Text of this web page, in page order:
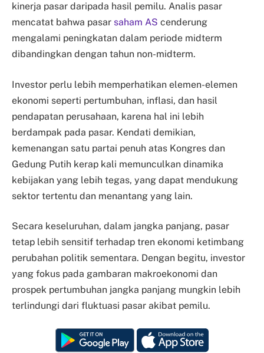
kinerja pasar daripada hasil pemilu. Analis pasar
mencatat bahwa pasar saham AS cenderung
mengalami peningkatan dalam periode midterm
dibandingkan dengan tahun non-midterm.
Investor perlu lebih memperhatikan elemen-elemen
ekonomi seperti pertumbuhan, inflasi, dan hasil
pendapatan perusahaan, karena hal ini lebih
berdampak pada pasar. Kendati demikian,
kemenangan satu partai penuh atas Kongres dan
Gedung Putih kerap kali memunculkan dinamika
kebijakan yang lebih tegas, yang dapat mendukung
sektor tertentu dan menantang yang lain.
Secara keseluruhan, dalam jangka panjang, pasar
tetap lebih sensitif terhadap tren ekonomi ketimbang
perubahan politik sementara. Dengan begitu, investor
yang fokus pada gambaran makroekonomi dan
prospek pertumbuhan jangka panjang mungkin lebih
terlindungi dari fluktuasi pasar akibat pemilu.